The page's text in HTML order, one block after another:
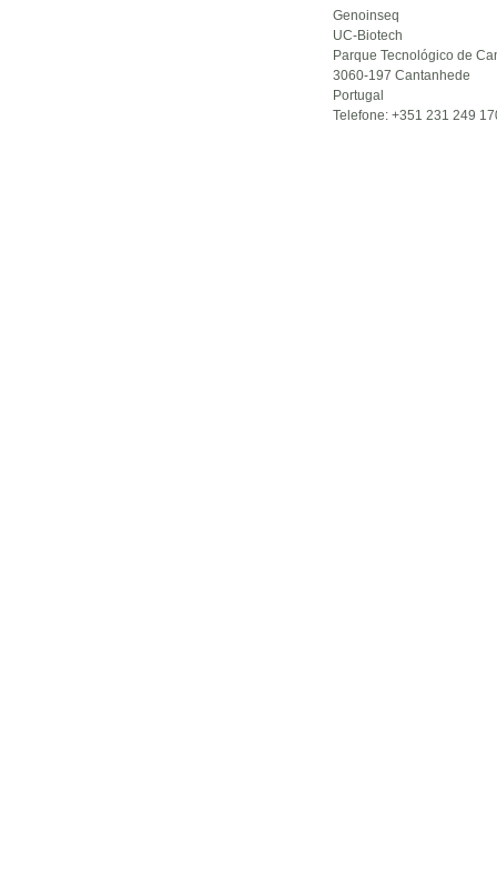
Genoinseq
UC-Biotech
Parque Tecnológico de
3060-197 Cantanhede
Portugal
Telefone: +351 231 249